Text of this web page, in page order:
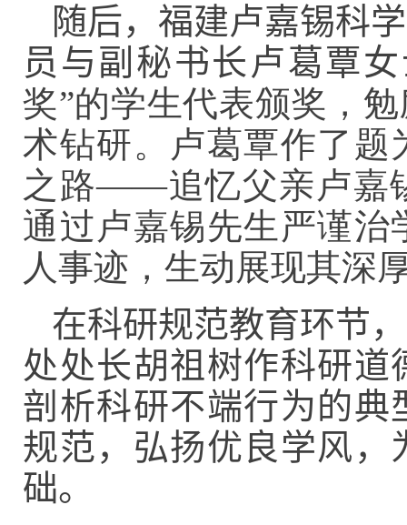
随后，福建卢嘉锡科
员与副秘书长 卢葛覃
奖”的学生代表颁奖，
术钻研。卢葛覃作了题
之路——追忆父亲卢嘉
通过卢嘉锡先生严谨治
人事迹，生动展现其深
在科研规范教育环节
处处长胡祖树作科研
剖析科研不端行为的典
规范，弘扬优良学风，
础。